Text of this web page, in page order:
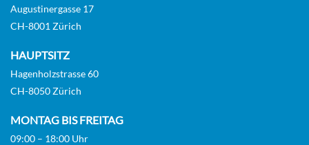
DECK 14
Balkonkabine
Augustinergasse 17
CH-8001 Zürich
HAUPTSITZ
Hagenholzstrasse 60
CH-8050 Zürich
MONTAG BIS FREITAG
09:00 – 18:00 Uhr